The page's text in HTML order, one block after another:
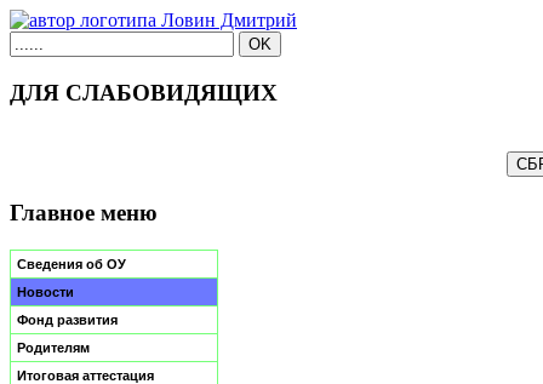
ДЛЯ СЛАБОВИДЯЩИХ
Главное меню
Сведения об ОУ
Новости
Фонд развития
Родителям
Итоговая аттестация